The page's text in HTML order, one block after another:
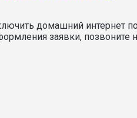
домашний интернет
заявки, позвоните